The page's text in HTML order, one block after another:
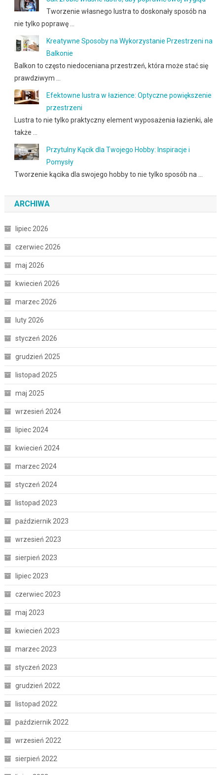
Tworzenie własnego lustra to doskonały sposób na
nie tylko poprawę …
Kreatywne Sposoby na Wykorzystanie Przestrzeni na
Balkonie
Balkon to często niedoceniana przestrzeń, która może stać się
prawdziwym …
Efektowne lustra w łazience: Optyczne powiększenie
przestrzeni
Lustra to nie tylko praktyczny element wyposażenia łazienki, ale
także …
Przytulny Kącik dla Twojego Hobby: Inspiracje i
Pomysły
Tworzenie kącika dla swojego hobby to nie tylko sposób na …
ARCHIWA
lipiec 2026
czerwiec 2026
maj 2026
kwiecień 2026
marzec 2026
luty 2026
styczeń 2026
grudzień 2025
listopad 2025
maj 2025
wrzesień 2024
lipiec 2024
kwiecień 2024
marzec 2024
styczeń 2024
listopad 2023
październik 2023
wrzesień 2023
sierpień 2023
lipiec 2023
czerwiec 2023
maj 2023
kwiecień 2023
marzec 2023
styczeń 2023
grudzień 2022
listopad 2022
październik 2022
wrzesień 2022
sierpień 2022